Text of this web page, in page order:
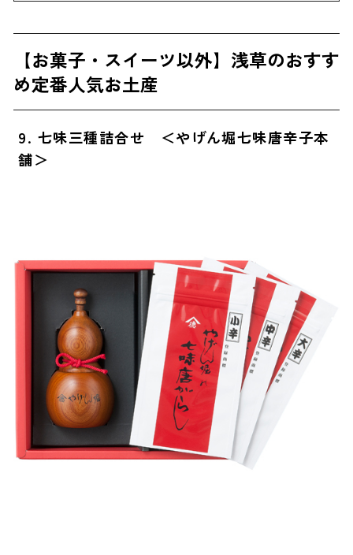
【お菓子・スイーツ以外】浅草のおすす
め定番人気お土産
9. 七味三種詰合せ ＜やげん堀七味唐辛子本
舗＞